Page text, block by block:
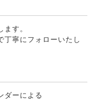
す。
丁寧にフォローいたし
ダーによる